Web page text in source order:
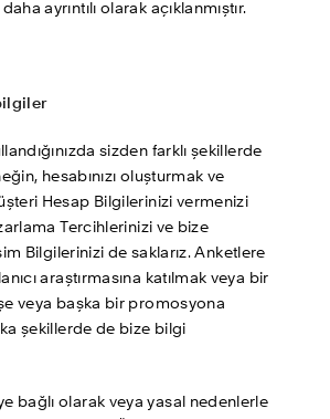
ayrıntılı olarak açıklanmıştır.
sizden farklı şekillerde
hesabınızı oluşturmak ve
Hesap Bilgilerinizi vermenizi
Tercihlerinizi ve bize
Bilgilerinizi de saklarız. Anketlere
araştırmasına katılmak veya bir
veya başka bir promosyona
şekillerde de bize bilgi
bağlı olarak veya yasal nedenlerle